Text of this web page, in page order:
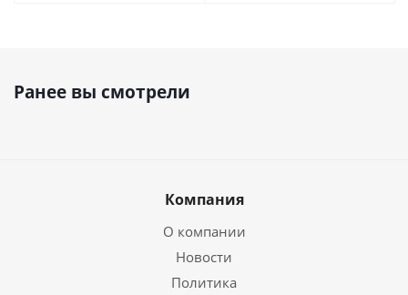
Ранее вы смотрели
Компания
О компании
Новости
Политика